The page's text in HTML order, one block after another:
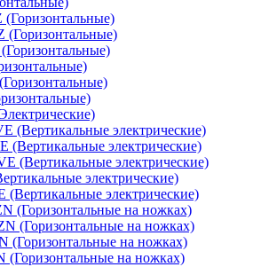
(Горизонтальные)
(Горизонтальные)
(Вертикальные электрические)
(Вертикальные электрические)
(Вертикальные электрические)
электрические)
(Вертикальные электрические)
(Горизонтальные на ножках)
(Горизонтальные на ножках)
(Горизонтальные на ножках)
(Горизонтальные на ножках)